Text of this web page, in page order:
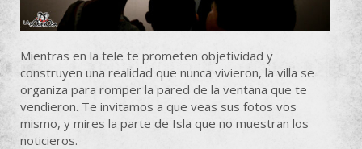
Mientras en la tele te prometen objetividad y
construyen una realidad que nunca vivieron, la villa se
organiza para romper la pared de la ventana que te
vendieron. Te invitamos a que veas sus fotos vos
mismo, y mires la parte de Isla que no muestran los
noticieros.